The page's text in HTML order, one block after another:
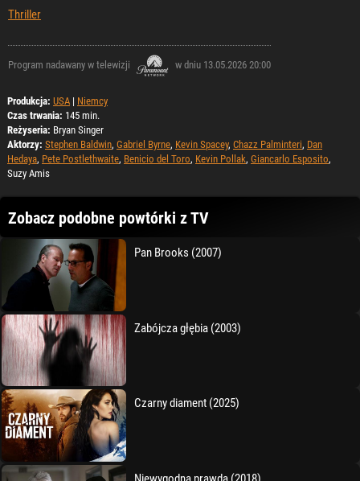
Thriller
Program nadawany w telewizji w dniu 13.05.2026 20:00
Produkcja: USA | Niemcy
Czas trwania: 145 min.
Reżyseria: Bryan Singer
Aktorzy: Stephen Baldwin, Gabriel Byrne, Kevin Spacey, Chazz Palminteri, Dan
Hedaya, Pete Postlethwaite, Benicio del Toro, Kevin Pollak, Giancarlo Esposito,
Suzy Amis
Zobacz podobne powtórki z TV
Pan Brooks (2007)
Zabójcza głębia (2003)
Czarny diament (2025)